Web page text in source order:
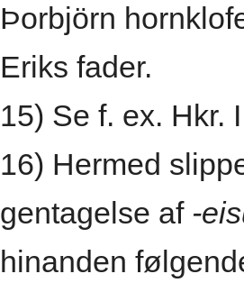
Þorbjörn
Eriks fader.
15) Se f. ex. Hkr.
16) Hermed
gentagelse af -
hinanden